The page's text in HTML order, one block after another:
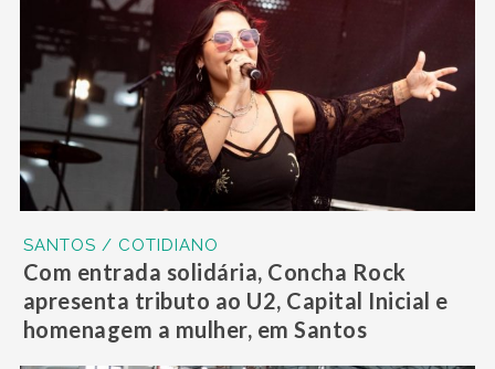
SANTOS / COTIDIANO
Com entrada solidária, Concha Rock
apresenta tributo ao U2, Capital Inicial e
homenagem a mulher, em Santos